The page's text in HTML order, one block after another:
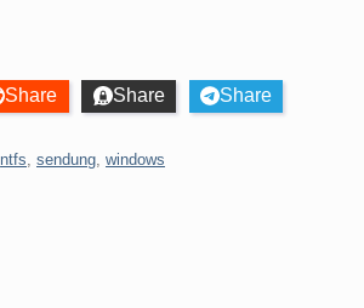
Share Share Share
ntfs sendung windows